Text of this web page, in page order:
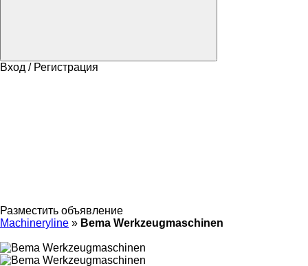
Вход / Регистрация
Разместить объявление
Machineryline » Bema Werkzeugmaschinen